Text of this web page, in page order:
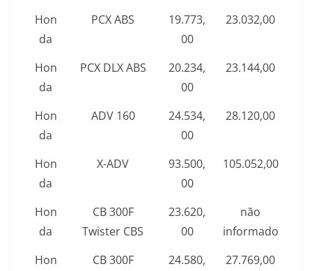
Hon
da
PCX ABS
19.773,
00
23.032,00
Hon
da
PCX DLX ABS
20.234,
00
23.144,00
Hon
da
ADV 160
24.534,
00
28.120,00
Hon
da
X-ADV
93.500,
00
105.052,00
Hon
da
CB 300F
Twister CBS
23.620,
00
não
informado
Hon
CB 300F
24.580,
27.769,00